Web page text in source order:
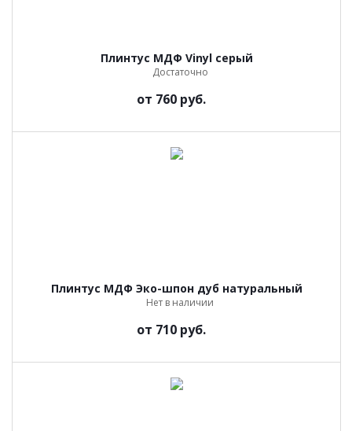
Плинтус МДФ Vinyl серый
Достаточно
от 760 руб.
Плинтус МДФ Эко-шпон дуб натуральный
Нет в наличии
от 710 руб.